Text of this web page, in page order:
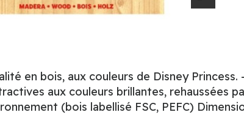
en bois, aux couleurs de Disney
aux couleurs brillantes, rehaussées
(bois labellisé FSC, PEFC)